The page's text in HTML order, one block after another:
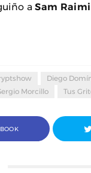
aSam Raimi
Diego
Morcillo Tus